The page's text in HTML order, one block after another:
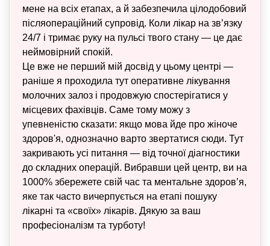
мене на всіх етапах, а й забезпечила цілодобовий
післяопераційний супровід. Коли лікар на зв’язку
24/7 і тримає руку на пульсі твого стану — це дає
неймовірний спокій.
Це вже не перший мій досвід у цьому центрі —
раніше я проходила тут оперативне лікування
молочних залоз і продовжую спостерігатися у
місцевих фахівців. Саме тому можу з
упевненістю сказати: якщо мова йде про жіноче
здоров'я, однозначно варто звертатися сюди. Тут
закривають усі питання — від точної діагностики
до складних операцій. Вибравши цей центр, ви на
1000% збережете свій час та ментальне здоров’я,
яке так часто вичерпується на етапі пошуку
лікарні та «своїх» лікарів. Дякую за ваш
професіоналізм та турботу!